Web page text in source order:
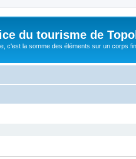
du tourisme de
c'est la somme des éléments sur un corps